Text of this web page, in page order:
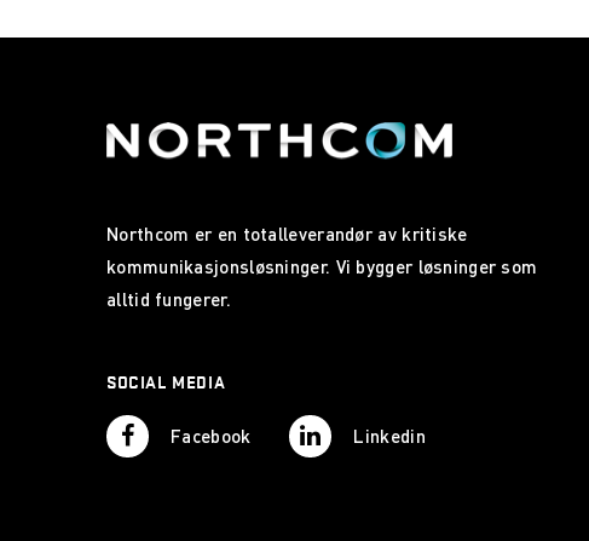
Northcom er en totalleverandør av kritiske
kommunikasjonsløsninger. Vi bygger løsninger som
alltid fungerer.
SOCIAL MEDIA
Facebook Linkedin